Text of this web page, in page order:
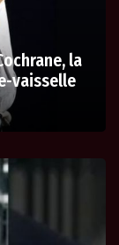
la
vaisselle